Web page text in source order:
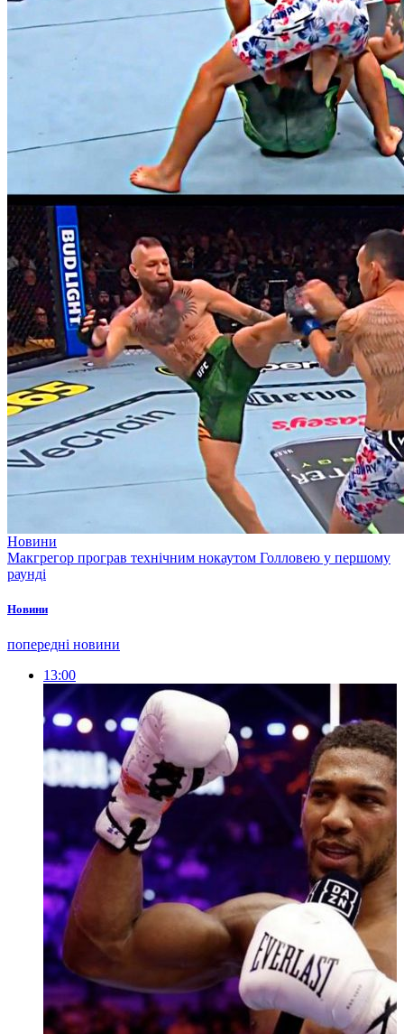
Новини
Макгрегор програв технічним нокаутом Голловею у першому
раунді
Новини
попередні новини
13:00